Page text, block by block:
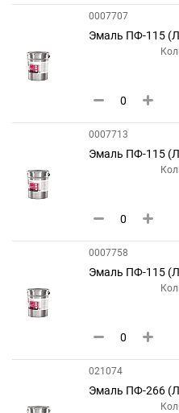
0007707
Эмаль ПФ-115
0007713
Эмаль ПФ-115
0007758
Эмаль ПФ-115
021074
Эмаль ПФ-266